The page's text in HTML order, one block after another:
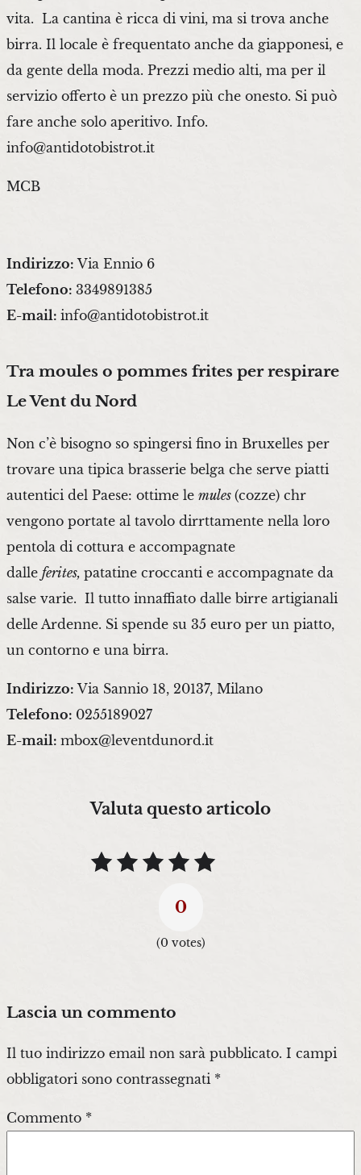
vita. La cantina è ricca di vini, ma si trova anche
birra. Il locale è frequentato anche da giapponesi, e
da gente della moda. Prezzi medio alti, ma per il
servizio offerto è un prezzo più che onesto. Si può
fare anche solo aperitivo. Info.
info@antidotobistrot.it
MCB
Indirizzo:Via Ennio 6
Telefono: 3349891385
E-mail: info@antidotobistrot.it
Tra moules o pommes frites per respirare
Le Vent du Nord
Non c’è bisogno so spingersi fino in Bruxelles per
trovare una tipica brasserie belga che serve piatti
autentici del Paese: ottime le mules (cozze) chr
vengono portate al tavolo dirrttamente nella loro
pentola di cottura e accompagnate
dalle ferites, patatine croccanti e accompagnate da
salse varie. Il tutto innaffiato dalle birre artigianali
delle Ardenne. Si spende su 35 euro per un piatto,
un contorno e una birra.
Indirizzo:Via Sannio 18, 20137, Milano
Telefono: 0255189027
E-mail: mbox@leventdunord.it
Valuta questo articolo
0
(0votes)
Lascia un commento
Il tuo indirizzo email non sarà pubblicato. I campi
obbligatori sono contrassegnati *
Commento *